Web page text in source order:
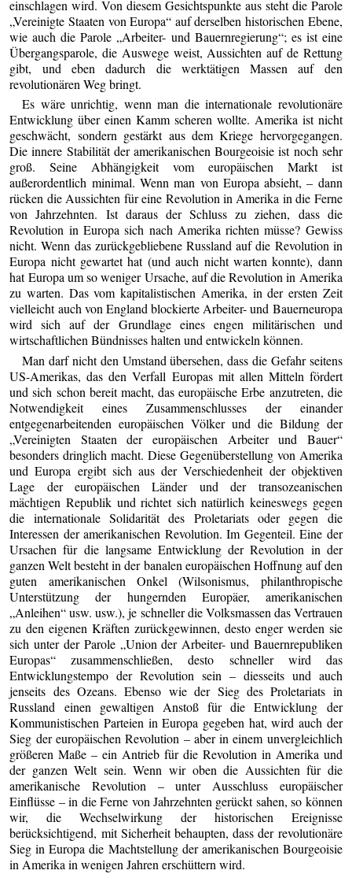
einschlagen wird. Von diesem Gesichtspunkte aus steht die Parole
„Vereinigte Staaten von Europa“ auf derselben historischen Ebene,
wie auch die Parole „Arbeiter- und Bauernregierung“; es ist eine
Übergangsparole, die Auswege weist, Aussichten auf de Rettung
gibt, und eben dadurch die werktätigen Massen auf den
revolutionären Weg bringt.
Es wäre unrichtig, wenn man die internationale revolutionäre
Entwicklung über einen Kamm scheren wollte. Amerika ist nicht
geschwächt, sondern gestärkt aus dem Kriege hervorgegangen.
Die innere Stabilität der amerikanischen Bourgeoisie ist noch sehr
groß. Seine Abhängigkeit vom europäischen Markt ist
außerordentlich minimal. Wenn man von Europa absieht, – dann
rücken die Aussichten für eine Revolution in Amerika in die Ferne
von Jahrzehnten. Ist daraus der Schluss zu ziehen, dass die
Revolution in Europa sich nach Amerika richten müsse? Gewiss
nicht. Wenn das zurückgebliebene Russland auf die Revolution in
Europa nicht gewartet hat (und auch nicht warten konnte), dann
hat Europa um so weniger Ursache, auf die Revolution in Amerika
zu warten. Das vom kapitalistischen Amerika, in der ersten Zeit
vielleicht auch von England blockierte Arbeiter- und Bauerneuropa
wird sich auf der Grundlage eines engen militärischen und
wirtschaftlichen Bündnisses halten und entwickeln können.
Man darf nicht den Umstand übersehen, dass die Gefahr seitens
US-Amerikas, das den Verfall Europas mit allen Mitteln fördert
und sich schon bereit macht, das europäische Erbe anzutreten, die
Notwendigkeit eines Zusammenschlusses der einander
entgegenarbeitenden europäischen Völker und die Bildung der
„Vereinigten Staaten der europäischen Arbeiter und Bauer“
besonders dringlich macht. Diese Gegenüberstellung von Amerika
und Europa ergibt sich aus der Verschiedenheit der objektiven
Lage der europäischen Länder und der transozeanischen
mächtigen Republik und richtet sich natürlich keineswegs gegen
die internationale Solidarität des Proletariats oder gegen die
Interessen der amerikanischen Revolution. Im Gegenteil. Eine der
Ursachen für die langsame Entwicklung der Revolution in der
ganzen Welt besteht in der banalen europäischen Hoffnung auf den
guten amerikanischen Onkel (Wilsonismus, philanthropische
Unterstützung der hungernden Europäer, amerikanischen
„Anleihen“ usw. usw.), je schneller die Volksmassen das Vertrauen
zu den eigenen Kräften zurückgewinnen, desto enger werden sie
sich unter der Parole „Union der Arbeiter- und Bauernrepubliken
Europas“ zusammenschließen, desto schneller wird das
Entwicklungstempo der Revolution sein – diesseits und auch
jenseits des Ozeans. Ebenso wie der Sieg des Proletariats in
Russland einen gewaltigen Anstoß für die Entwicklung der
Kommunistischen Parteien in Europa gegeben hat, wird auch der
Sieg der europäischen Revolution – aber in einem unvergleichlich
größeren Maße – ein Antrieb für die Revolution in Amerika und
der ganzen Welt sein. Wenn wir oben die Aussichten für die
amerikanische Revolution – unter Ausschluss europäischer
Einflüsse – in die Ferne von Jahrzehnten gerückt sahen, so können
wir, die Wechselwirkung der historischen Ereignisse
berücksichtigend, mit Sicherheit behaupten, dass der revolutionäre
Sieg in Europa die Machtstellung der amerikanischen Bourgeoisie
in Amerika in wenigen Jahren erschüttern wird.